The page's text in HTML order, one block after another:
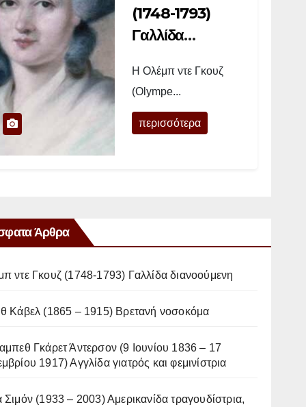
(1748-1793)
Γαλλίδα
Η Ολέμπ ντε Γκουζ
(Olympe...
περισσότερα
Άρθρα
ντε Γκουζ (1748-1793) Γαλλίδα διανοούμενη
Κάβελ (1865 – 1915) Βρετανή νοσοκόμα
Γκάρετ Άντερσον (9 Ιουνίου 1836 – 17
1917) Αγγλίδα γιατρός και φεμινίστρια
Σιμόν (1933 – 2003) Αμερικανίδα τραγουδίστρια,